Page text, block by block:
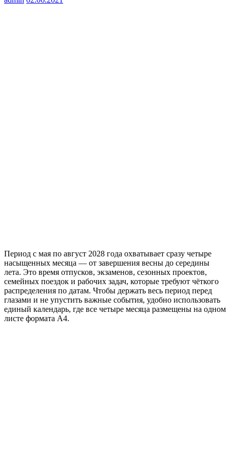
Период с мая по август 2028 года охватывает сразу четыре
насыщенных месяца — от завершения весны до середины
лета. Это время отпусков, экзаменов, сезонных проектов,
семейных поездок и рабочих задач, которые требуют чёткого
распределения по датам. Чтобы держать весь период перед
глазами и не упустить важные события, удобно использовать
единый календарь, где все четыре месяца размещены на одном
листе формата А4.